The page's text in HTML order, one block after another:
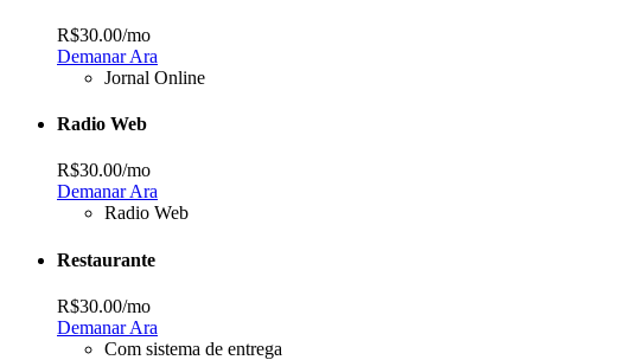
R$30.00/mo
Demanar Ara
Jornal Online
Radio Web
R$30.00/mo
Demanar Ara
Radio Web
Restaurante
R$30.00/mo
Demanar Ara
Com sistema de entrega